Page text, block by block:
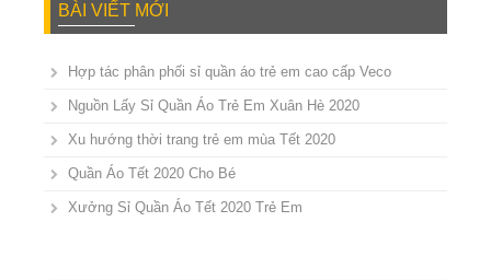
BÀI VIẾT MỚI
Hợp tác phân phối sỉ quần áo trẻ em cao cấp Veco
Nguồn Lấy Sỉ Quần Áo Trẻ Em Xuân Hè 2020
Xu hướng thời trang trẻ em mùa Tết 2020
Quần Áo Tết 2020 Cho Bé
Xưởng Sỉ Quần Áo Tết 2020 Trẻ Em